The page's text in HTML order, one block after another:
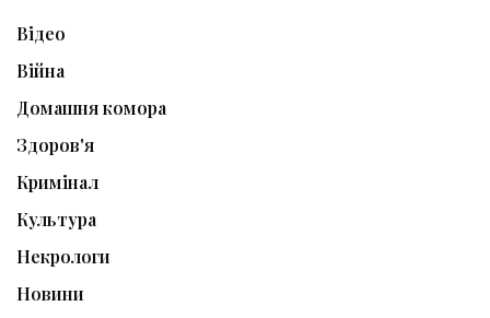
Відео
Війна
Домашня комора
Здоров'я
Кримінал
Культура
Некрологи
Новини